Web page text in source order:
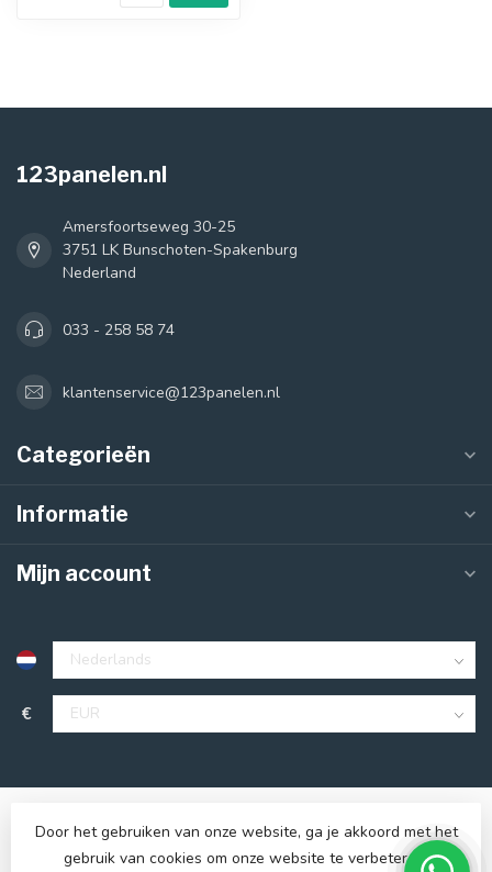
123panelen.nl
Amersfoortseweg 30-25
3751 LK Bunschoten-Spakenburg
Nederland
033 - 258 58 74
klantenservice@123panelen.nl
Categorieën
Informatie
Mijn account
€
Door het gebruiken van onze website, ga je akkoord met het
gebruik van cookies om onze website te verbeteren.